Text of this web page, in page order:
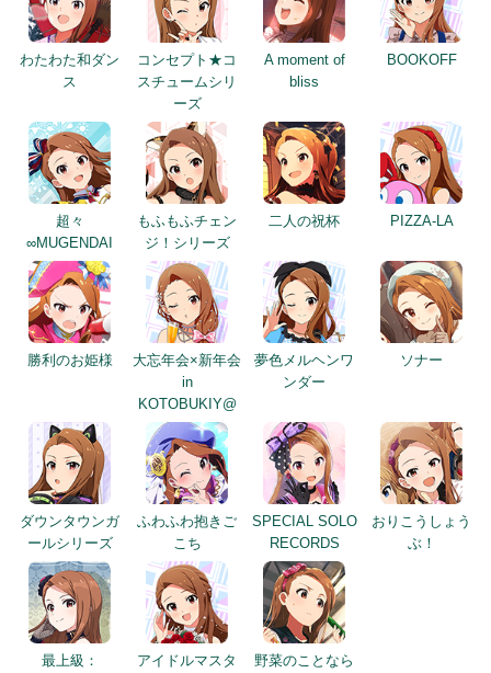
わたわた和ダン
ス
コンセプト★コ
スチュームシリ
ーズ
A moment of
bliss
BOOKOFF
超々
∞MUGENDAI
もふもふチェン
ジ！シリーズ
二人の祝杯 PIZZA-LA
勝利のお姫様
大忘年会×新年会
in
KOTOBUKIY@
夢色メルヘンワ
ンダー
ソナー
ダウンタウンガ
ールシリーズ
ふわふわ抱きご
こち
SPECIAL SOLO
RECORDS
おりこうしょう
ぶ！
最上級：
アイドルマスタ
野菜のことなら